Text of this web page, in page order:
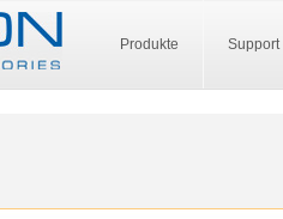
Produkte Support